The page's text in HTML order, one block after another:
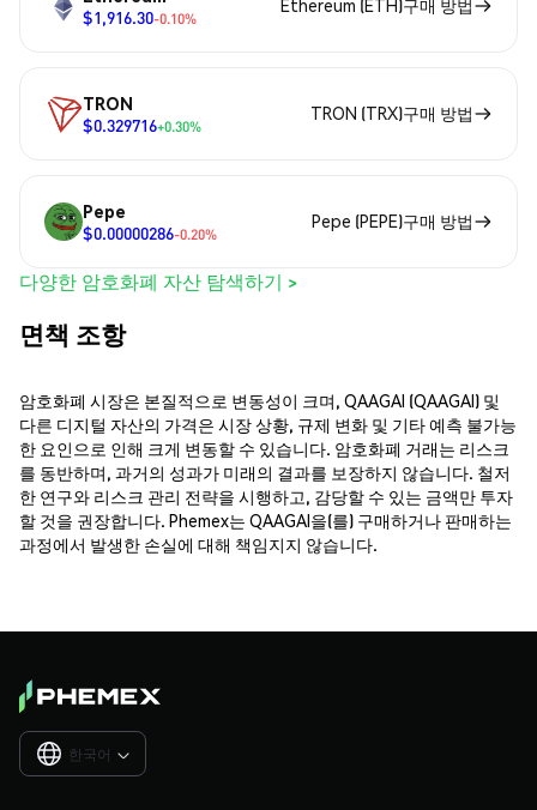
$1,916.30-0.10%
Ethereum (ETH)구매 방법
TRON
$0.329716+0.30%
TRON (TRX)구매 방법
Pepe
$0.00000286-0.20%
Pepe (PEPE)구매 방법
다양한 암호화폐 자산 탐색하기 >
면책 조항
암호화폐 시장은 본질적으로 변동성이 크며, QAAGAI (QAAGAI) 및
다른 디지털 자산의 가격은 시장 상황, 규제 변화 및 기타 예측 불가능
한 요인으로 인해 크게 변동할 수 있습니다. 암호화폐 거래는 리스크
를 동반하며, 과거의 성과가 미래의 결과를 보장하지 않습니다. 철저
한 연구와 리스크 관리 전략을 시행하고, 감당할 수 있는 금액만 투자
할 것을 권장합니다. Phemex는 QAAGAI을(를) 구매하거나 판매하는
과정에서 발생한 손실에 대해 책임지지 않습니다.
한국어 